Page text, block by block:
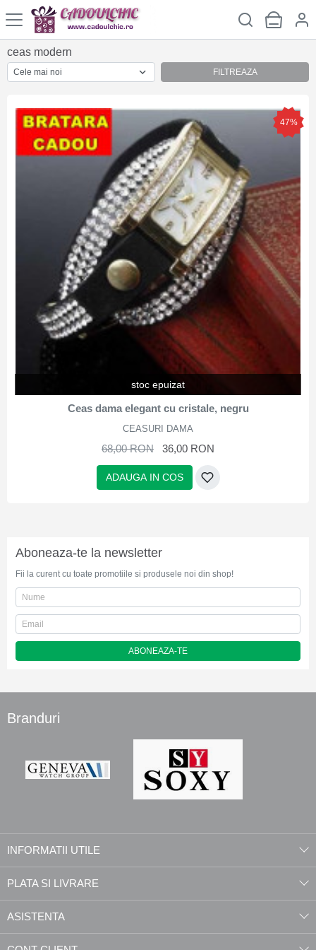
Aboneaza-te la newsletter
Fii la curent cu toate promotiile si produsele noi din shop!
ABONEAZA-TE
ceas modern
FILTREAZA
stoc epuizat
47%
Ceas dama elegant cu cristale, negru
CEASURI DAMA
68,00 RON 36,00 RON
ADAUGA IN COS
Branduri
INFORMATII UTILE
PLATA SI LIVRARE
ASISTENTA